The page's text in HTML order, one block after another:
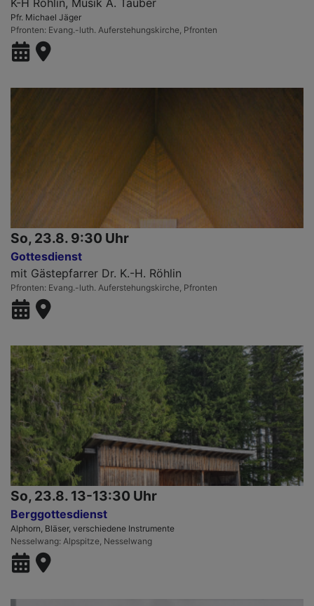
K-H Röhlin, Musik A. Tauber
Pfr. Michael Jäger
Pfronten Evang.-luth. Auferstehungskirche, Pfronten
So, 23.8. 9:30 Uhr
Gottesdienst
mit Gästepfarrer Dr. K.-H. Röhlin
Pfronten Evang.-luth. Auferstehungskirche, Pfronten
So, 23.8. 13-13:30 Uhr
Berggottesdienst
Alphorn, Bläser, verschiedene Instrumente
Nesselwang Alpspitze, Nesselwang